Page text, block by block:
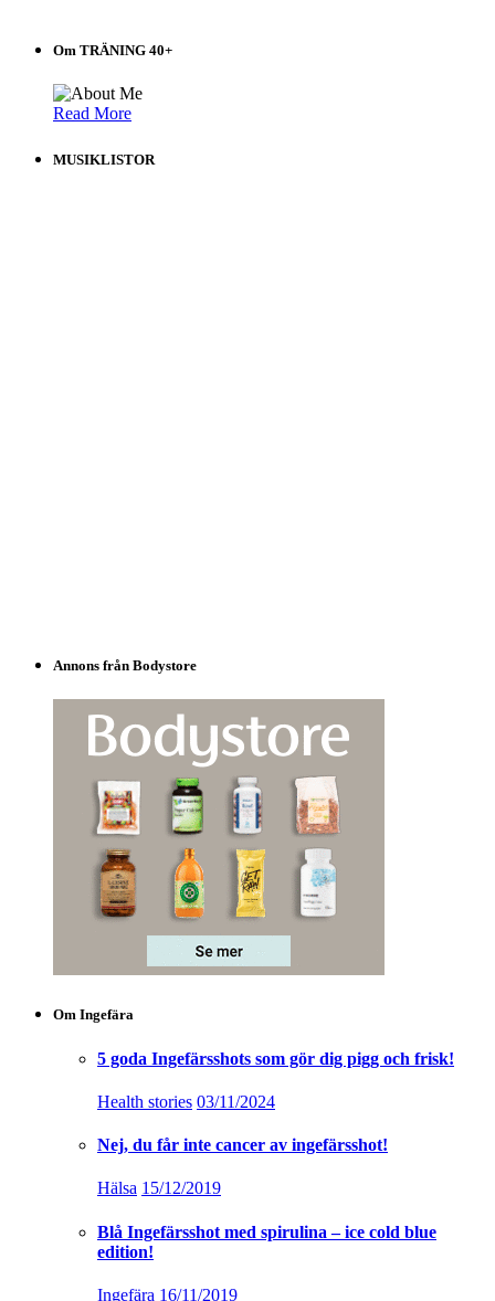
Om TRÄNING 40+
Read More
MUSIKLISTOR
Annons från Bodystore
Om Ingefära
5 goda Ingefärsshots som gör dig pigg och frisk!
Health stories 03/11/2024
Nej, du får inte cancer av ingefärsshot!
Hälsa 15/12/2019
Blå Ingefärsshot med spirulina – ice cold blue
edition!
Ingefära 16/11/2019